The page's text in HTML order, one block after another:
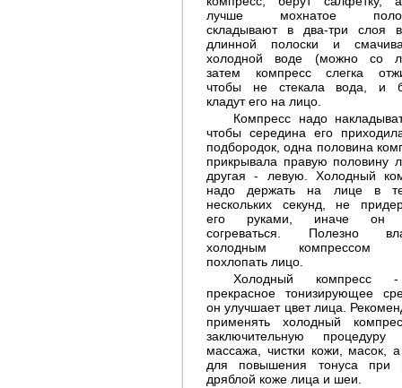
лучше мохнатое
складывают в два-три слоя
длинной полоски и
холодной воде (можно со
затем компресс слегка
чтобы не стекала вода, и
кладут его на лицо.
Компресс надо
чтобы середина его
подбородок, одна половина
прикрывала правую половину
другая - левую. Холодный
надо держать на лице в
нескольких секунд, не
его руками, иначе он
согреваться. Полезно
холодным компрессом
похлопать лицо.
Холодный компресс
прекрасное тонизирующее
он улучшает цвет лица.
применять холодный
заключительную процедуру
массажа, чистки кожи, масок,
для повышения тонуса при
дряблой коже лица и шеи.